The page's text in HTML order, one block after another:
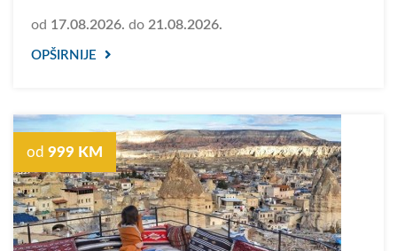
od 17.08.2026. do 21.08.2026.
OPŠIRNIJE
od 999 KM